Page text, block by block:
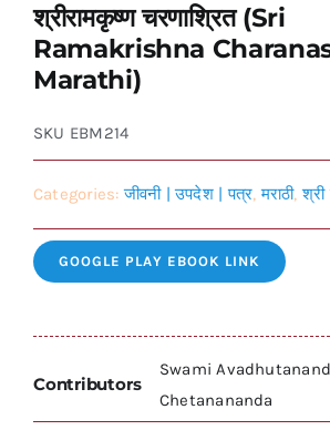
श्रीरामकृष्ण चरणाश्रित (Sri
Ramakrishna
Marathi)
SKU EBM214
Categories:जीवनी | उपदेश | पत्र,मराठी,श्री
GOOGLE PLAY EBOOK LINK
Contributors
Swami
Chetanananda